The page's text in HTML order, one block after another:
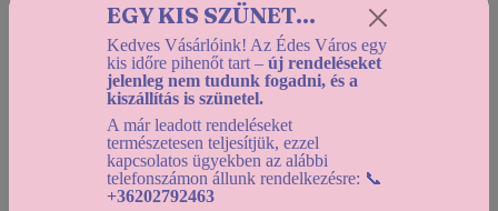
Holnap (2026-08-08) 12:30-tól
Házhozszállítás:
Holnap (2026-08-08) 12:30-tól
Használd adátumszűrőt
megtekintéséhez!
A termék jelenleg nem rendelhető!
EGY KIS SZÜNET...
Kedves Vásárlóink! Az Édes Város egy
kis időre pihenőt tart – új rendeléseket
jelenleg nem tudunk fogadni, és a
kiszállítás is szünetel.
A már leadott rendeléseket
természetesen teljesítjük, ezzel
kapcsolatos ügyekben az alábbi
telefonszámon állunk rendelkezésre: 📞
+36202792463